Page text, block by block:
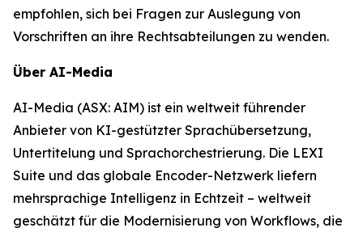
empfohlen, sich bei Fragen zur Auslegung von
Vorschriften an ihre Rechtsabteilungen zu wenden.
Über AI-Media
AI-Media (ASX: AIM) ist ein weltweit führender
Anbieter von KI-gestützter Sprachübersetzung,
Untertitelung und Sprachorchestrierung. Die LEXI
Suite und das globale Encoder-Netzwerk liefern
mehrsprachige Intelligenz in Echtzeit – weltweit
geschätzt für die Modernisierung von Workflows, die